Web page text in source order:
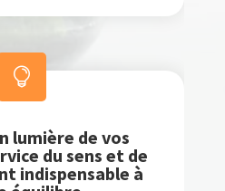

lumière de vos
du sens et de
indispensable à